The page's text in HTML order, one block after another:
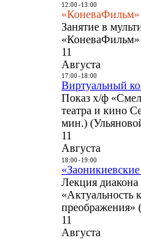
12:00- 13:00
Занятие в
«КоневаФильм»
11
Августа
17:00- 18:00
Виртуальный
Показ х/ф
театра и кино
мин.)
11
Августа
18:00- 19:00
Лекция
«Актуальность
преображения»
11
Августа